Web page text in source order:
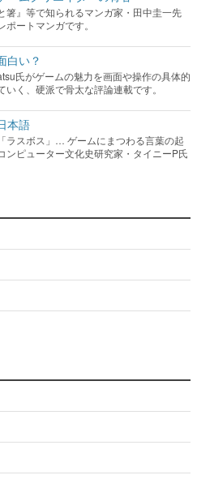
箸』等で知られるマンガ家・田中圭一先
ートマンガです。
白い？
氏がゲームの魅力を画面や操作の具体的
いく、硬派で骨太な評論連載です。
本語
ラスボス」… ゲームにまつわる言葉の起
ンピューター文化史研究家・タイニーP氏